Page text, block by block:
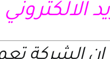
الالكتروني